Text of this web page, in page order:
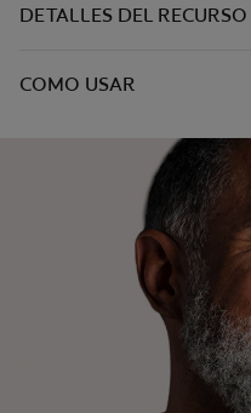
DETALLES DEL RECURSO
COMO USAR